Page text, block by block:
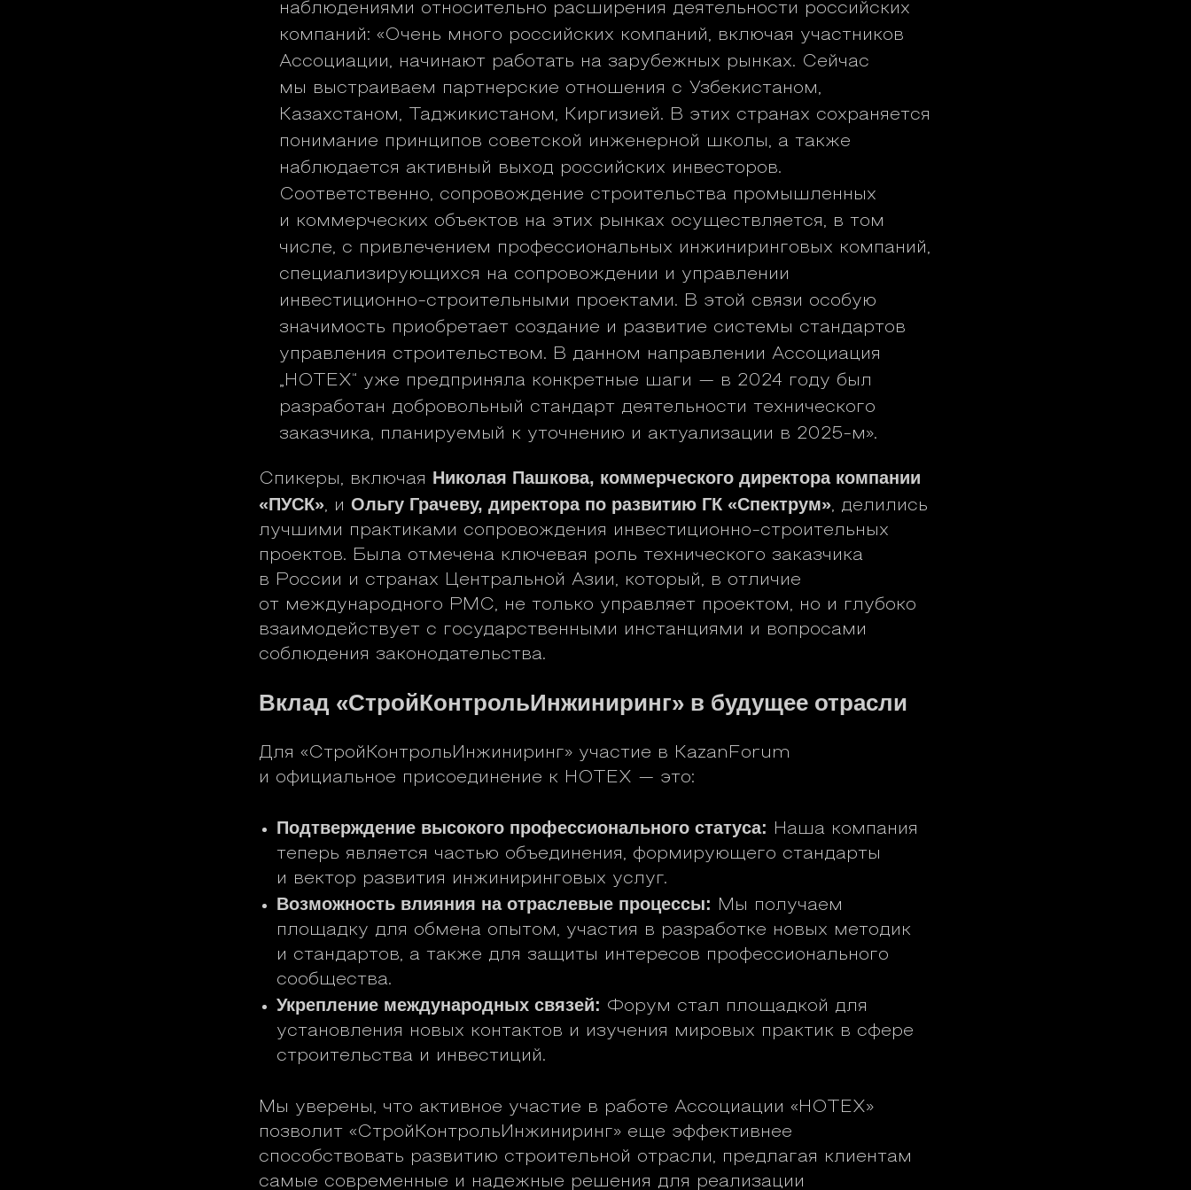
наблюдениями относительно расширения деятельности российских
компаний: «Очень много российских компаний, включая участников
Ассоциации, начинают работать на зарубежных рынках. Сейчас
мы выстраиваем партнерские отношения с Узбекистаном,
Казахстаном, Таджикистаном, Киргизией. В этих странах сохраняется
понимание принципов советской инженерной школы, а также
наблюдается активный выход российских инвесторов.
Соответственно, сопровождение строительства промышленных
и коммерческих объектов на этих рынках осуществляется, в том
числе, с привлечением профессиональных инжиниринговых компаний,
специализирующихся на сопровождении и управлении
инвестиционно-строительными проектами. В этой связи особую
значимость приобретает создание и развитие системы стандартов
управления строительством. В данном направлении Ассоциация
„НОТЕХ“ уже предприняла конкретные шаги — в 2024 году был
разработан добровольный стандарт деятельности технического
заказчика, планируемый к уточнению и актуализации в 2025-м».
Спикеры, включая Николая Пашкова, коммерческого директора компании
«ПУСК», и Ольгу Грачеву, директора по развитию ГК «Спектрум», делились
лучшими практиками сопровождения инвестиционно-строительных
проектов. Была отмечена ключевая роль технического заказчика
в России и странах Центральной Азии, который, в отличие
от международного PMC, не только управляет проектом, но и глубоко
взаимодействует с государственными инстанциями и вопросами
соблюдения законодательства.
Вклад «СтройКонтрольИнжиниринг» в будущее отрасли
Для «СтройКонтрольИнжиниринг» участие в KazanForum
и официальное присоединение к НОТЕХ — это:
Подтверждение высокого профессионального статуса:
Наша компания
теперь является частью объединения, формирующего стандарты
и вектор развития инжиниринговых услуг.
Возможность влияния на отраслевые процессы:
Мы получаем
площадку для обмена опытом, участия в разработке новых методик
и стандартов, а также для защиты интересов профессионального
сообщества.
Укрепление международных связей: Форум стал площадкой для
установления новых контактов и изучения мировых практик в сфере
строительства и инвестиций.
Мы уверены, что активное участие в работе Ассоциации «НОТЕХ»
позволит «СтройКонтрольИнжиниринг» еще эффективнее
способствовать развитию строительной отрасли, предлагая клиентам
самые современные и надежные решения для реализации